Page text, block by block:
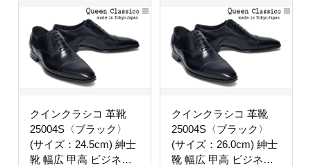
クインクラシコ 革靴
25004S〈ブラック〉
(サイズ：24.5cm) 紳士
靴 幅広 甲高 ビジネス
クインクラシコ 革靴
25004S〈ブラック〉
(サイズ：26.0cm) 紳士
靴 幅広 甲高 ビジネス